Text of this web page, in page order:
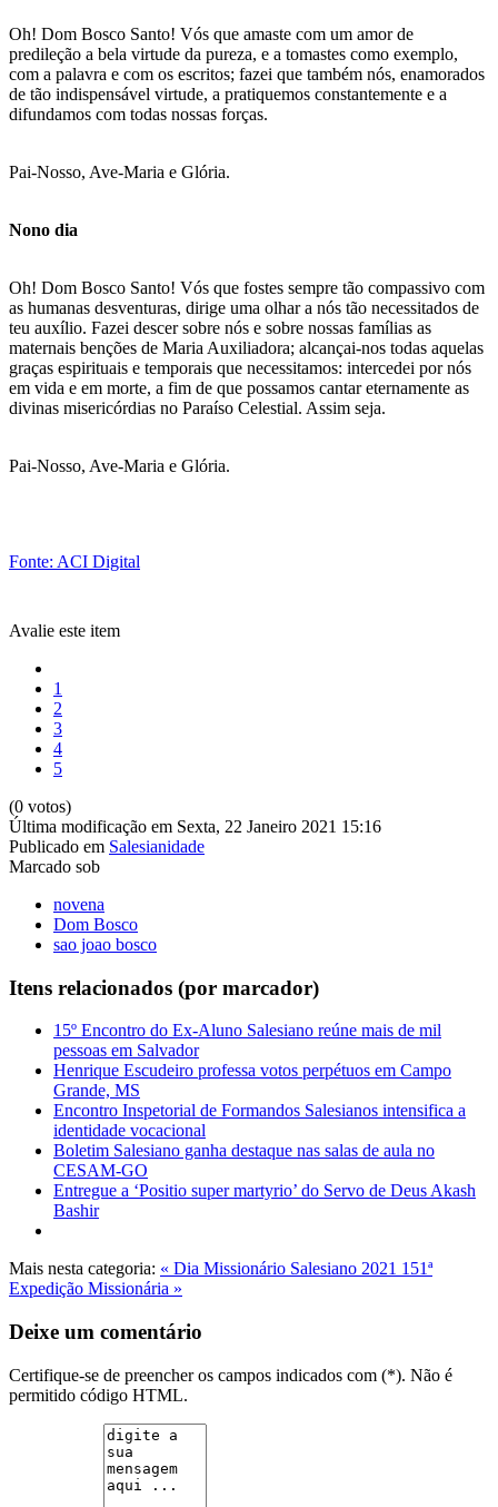
Oh! Dom Bosco Santo! Vós que amaste com um amor de
predileção a bela virtude da pureza, e a tomastes como exemplo,
com a palavra e com os escritos; fazei que também nós, enamorados
de tão indispensável virtude, a pratiquemos constantemente e a
difundamos com todas nossas forças.
Pai-Nosso, Ave-Maria e Glória.
Nono dia
Oh! Dom Bosco Santo! Vós que fostes sempre tão compassivo com
as humanas desventuras, dirige uma olhar a nós tão necessitados de
teu auxílio. Fazei descer sobre nós e sobre nossas famílias as
maternais benções de Maria Auxiliadora; alcançai-nos todas aquelas
graças espirituais e temporais que necessitamos: intercedei por nós
em vida e em morte, a fim de que possamos cantar eternamente as
divinas misericórdias no Paraíso Celestial. Assim seja.
Pai-Nosso, Ave-Maria e Glória.
Fonte: ACI Digital
Avalie este item
1
2
3
4
5
(0 votos)
Última modificação em Sexta, 22 Janeiro 2021 15:16
Publicado em Salesianidade
Marcado sob
novena
Dom Bosco
sao joao bosco
Itens relacionados (por marcador)
15º Encontro do Ex-Aluno Salesiano reúne mais de mil
pessoas em Salvador
Henrique Escudeiro professa votos perpétuos em Campo
Grande, MS
Encontro Inspetorial de Formandos Salesianos intensifica a
identidade vocacional
Boletim Salesiano ganha destaque nas salas de aula no
CESAM-GO
Entregue a ‘Positio super martyrio’ do Servo de Deus Akash
Bashir
Mais nesta categoria: « Dia Missionário Salesiano 2021 151ª
Expedição Missionária »
Deixe um comentário
Certifique-se de preencher os campos indicados com (*). Não é
permitido código HTML.